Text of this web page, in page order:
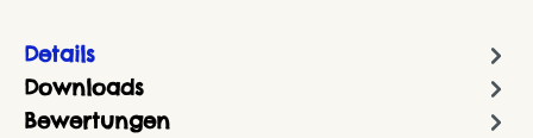
Details
Downloads
Bewertungen